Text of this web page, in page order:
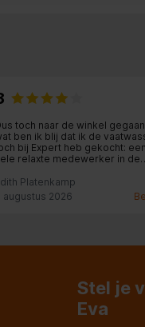
toch naar de winkel
ben ik blij dat ik de
bij Expert heb gekocht: een
relaxte medewerker in de
me meedacht. Ook de
fantastisch: zelfs een
in de keuken werd
Platenkamp
augustus 2026
Stel je
Eva